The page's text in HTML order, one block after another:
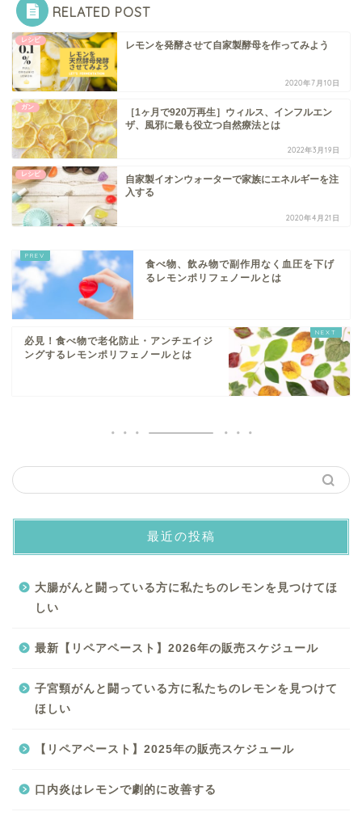
RELATED POST
レシピ レモンを発酵させて自家製酵母を作ってみよう
2020年7月10日
ガン
［1ヶ月で920万再生］ウィルス、インフルエン
ザ、風邪に最も役立つ自然療法とは
2022年3月19日
レシピ
自家製イオンウォーターで家族にエネルギーを注
入する
2020年4月21日
食べ物、飲み物で副作用なく血圧を下げ
るレモンポリフェノールとは
必見！食べ物で老化防止・アンチエイジ
ングするレモンポリフェノールとは
最近の投稿
大腸がんと闘っている方に私たちのレモンを見つけてほ
しい
最新【リペアペースト】2026年の販売スケジュール
子宮頸がんと闘っている方に私たちのレモンを見つけて
ほしい
【リペアペースト】2025年の販売スケジュール
口内炎はレモンで劇的に改善する